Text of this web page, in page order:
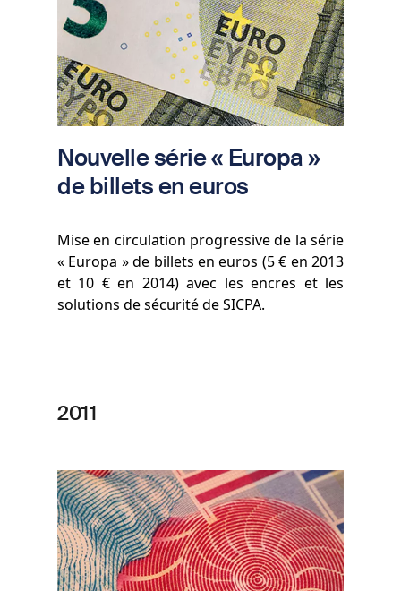
Nouvelle série « Europa »
de billets en euros
Mise en circulation progressive de la série
« Europa »de billets en euros (5 € en 2013
et 10 € en 2014) avec les encres et les
solutions de sécurité de SICPA.
2011
Image